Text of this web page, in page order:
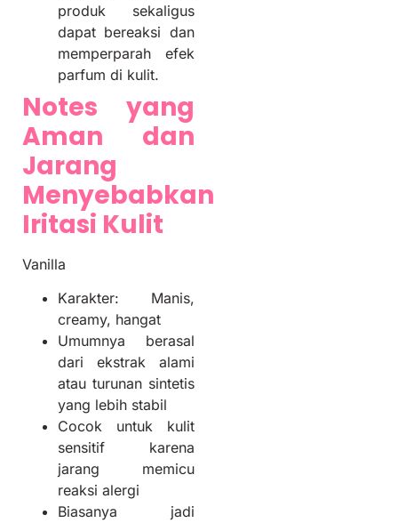
produk sekaligus
dapat bereaksi dan
memperparah efek
parfum di kulit.
Notes yang
Aman dan
Jarang
Menyebabkan
Iritasi Kulit
Vanilla
Karakter: Manis,
creamy, hangat
Umumnya berasal
dari ekstrak alami
atau turunan sintetis
yang lebih stabil
Cocok untuk kulit
sensitif karena
jarang memicu
reaksi alergi
Biasanya jadi